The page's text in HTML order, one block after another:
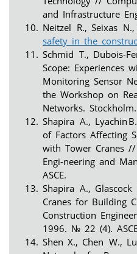
and Infrastructure
Neitzel R., Seixas
safety in the
Schmid T., Dubois-
Scope: Experiences
Monitoring Sensor
the Workshop on
Networks.
Shapira A., Lyachin
of Factors Affecting
with Tower Cranes
Engi-neering and
ASCE.
Shapira A.,
Cranes for Building
Construction
1996. № 22 (4).
Shen X., Chen W.,